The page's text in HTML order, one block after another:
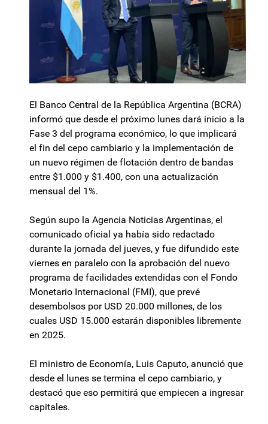
El Banco Central de la República Argentina (BCRA)
informó que desde el próximo lunes dará inicio a la
Fase 3 del programa económico, lo que implicará
el fin del cepo cambiario y la implementación de
un nuevo régimen de flotación dentro de bandas
entre $1.000 y $1.400, con una actualización
mensual del 1%.
Según supo la Agencia Noticias Argentinas, el
comunicado oficial ya había sido redactado
durante la jornada del jueves, y fue difundido este
viernes en paralelo con la aprobación del nuevo
programa de facilidades extendidas con el Fondo
Monetario Internacional (FMI), que prevé
desembolsos por USD 20.000 millones, de los
cuales USD 15.000 estarán disponibles libremente
en 2025.
El ministro de Economía, Luis Caputo, anunció que
desde el lunes se termina el cepo cambiario, y
destacó que eso permitirá que empiecen a ingresar
capitales.